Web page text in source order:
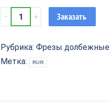
Фреза
долбёжная
PROCUT
444.0845100D
quantity
Заказать
Рубрика:Фрезы долбежные
Метка:
RUR